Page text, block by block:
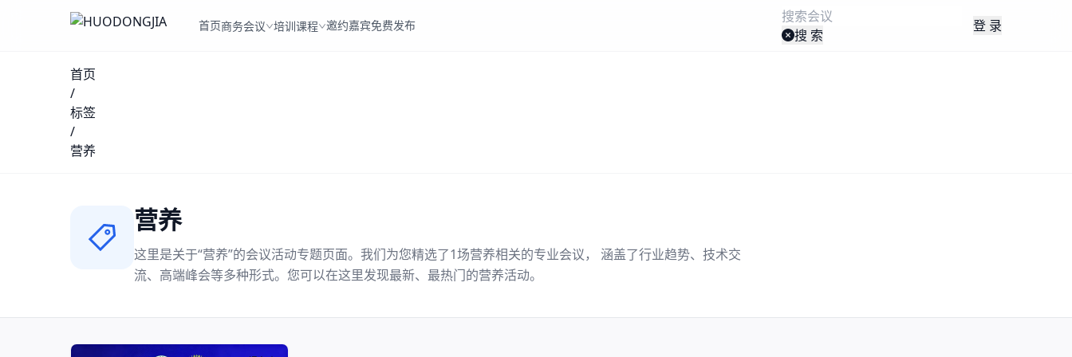
首页商务会议 培训课程 邀约嘉宾免费发布
搜 索
登 录
首页
/
标签
/
营养
营养
这里是关于“营养”的会议活动专题页面。我们为您精选了1场营养相关的专业会议， 涵盖了行业趋势、技术交
流、高端峰会等多种形式。您可以在这里发现最新、最热门的营养活动。